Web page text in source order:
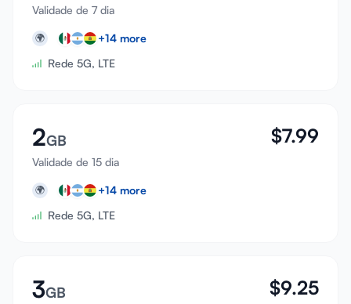
Validade de 7 dia
🌍 +14 more
Rede 5G, LTE
2GB
Validade de 15 dia
$7.99
🌍 +14 more
Rede 5G, LTE
3GB $9.25